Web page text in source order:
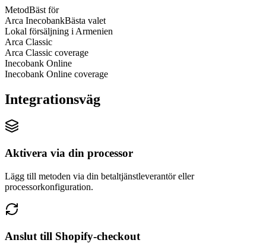
MetodBäst för
Arca InecobankBästa valet
Lokal försäljning i Armenien
Arca Classic
Arca Classic coverage
Inecobank Online
Inecobank Online coverage
Integrationsväg
Aktivera via din processor
Lägg till metoden via din betaltjänstleverantör eller
processorkonfiguration.
Anslut till Shopify-checkout